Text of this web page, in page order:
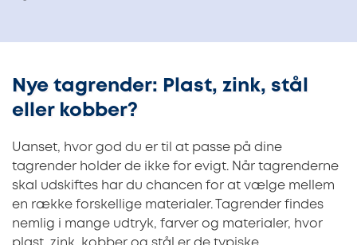
Nye tagrender: Plast, zink, stål
eller kobber?
Uanset, hvor god du er til at passe på dine
tagrender holder de ikke for evigt. Når tagrenderne
skal udskiftes har du chancen for at vælge mellem
en række forskellige materialer. Tagrender findes
nemlig i mange udtryk, farver og materialer, hvor